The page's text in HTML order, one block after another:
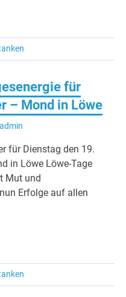
für
– Mond in Löwe
admin
für Dienstag den 19.
in Löwe Löwe-Tage
Mut und
Erfolge auf allen